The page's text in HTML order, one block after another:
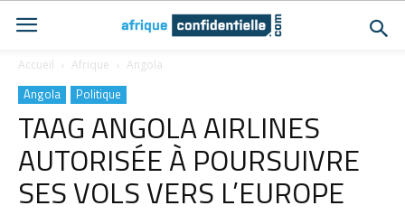
Accueil Afrique Angola
Angola Politique
TAAG ANGOLA AIRLINES
AUTORISÉE À POURSUIVRE
SES VOLS VERS L’EUROPE